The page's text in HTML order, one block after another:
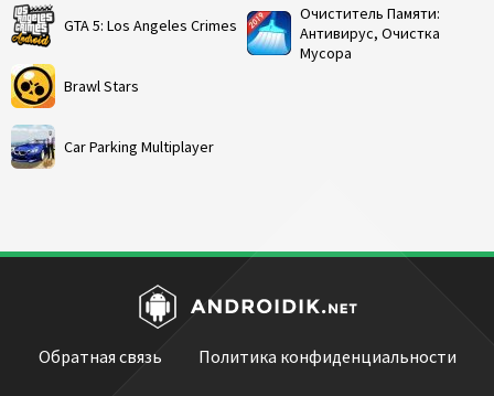
GTA 5: Los Angeles Crimes
Brawl Stars
Car Parking Multiplayer
Очиститель Памяти:
Антивирус, Очистка
Мусора
Обратная связь Политика конфиденциальности